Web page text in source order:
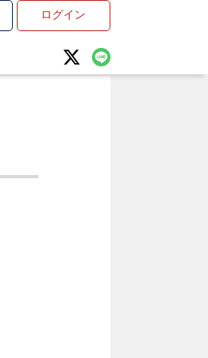
ログイン